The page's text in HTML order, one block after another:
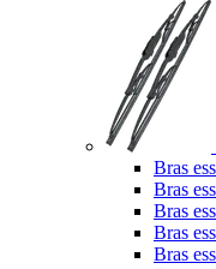
Bras
Bras
Bras
Bras
Bras